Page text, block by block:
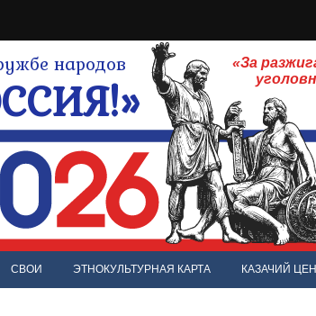
народов
«За
СВОИ ЭТНОКУЛЬТУРНАЯ КАРТА КАЗАЧИЙ